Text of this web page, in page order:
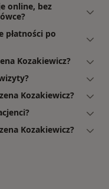
online, bez
płatności po
Kozakiewicz?
Kozakiewicz?
Kozakiewicz?